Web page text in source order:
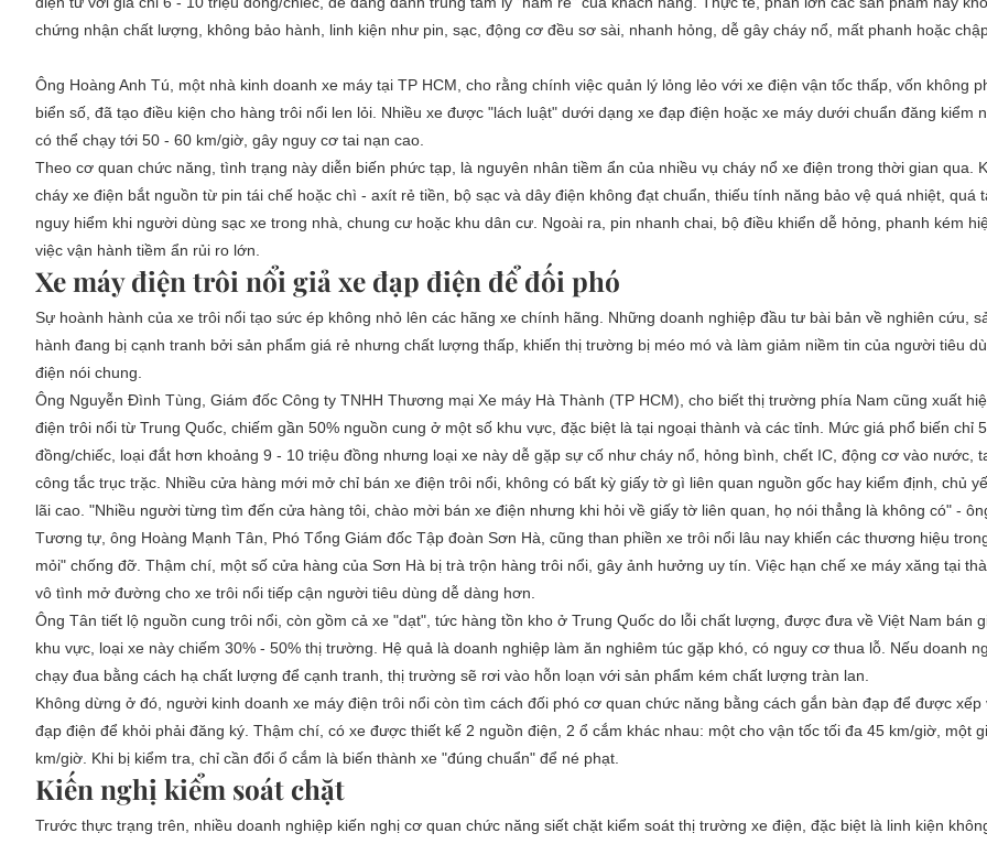
chứng nhận chất lượng, không bảo hành, linh kiện như pin, sạc, động cơ đều sơ sài, nhanh hỏng, dễ gây cháy nổ, mất phanh hoặc
Ông Hoàng Anh Tú, một nhà kinh doanh xe máy tại TP HCM, cho rằng chính việc quản lý lỏng lẻo với xe điện vận tốc thấp, vốn không
biển số, đã tạo điều kiện cho hàng trôi nổi len lỏi. Nhiều xe được "lách luật" dưới dạng xe đạp điện hoặc xe máy dưới chuẩn đăng kiểm
có thể chạy tới 50 - 60 km/giờ, gây nguy cơ tai nạn cao.
Theo cơ quan chức năng, tình trạng này diễn biến phức tạp, là nguyên nhân tiềm ẩn của nhiều vụ cháy nổ xe điện trong thời gian qua.
cháy xe điện bắt nguồn từ pin tái chế hoặc chì - axít rẻ tiền, bộ sạc và dây điện không đạt chuẩn, thiếu tính năng bảo vệ quá nhiệt, quá
nguy hiểm khi người dùng sạc xe trong nhà, chung cư hoặc khu dân cư. Ngoài ra, pin nhanh chai, bộ điều khiển dễ hỏng, phanh kém
việc vận hành tiềm ẩn rủi ro lớn.
Xe máy điện trôi nổi giả xe đạp điện để đối phó
Sự hoành hành của xe trôi nổi tạo sức ép không nhỏ lên các hãng xe chính hãng. Những doanh nghiệp đầu tư bài bản về nghiên cứu,
hành đang bị cạnh tranh bởi sản phẩm giá rẻ nhưng chất lượng thấp, khiến thị trường bị méo mó và làm giảm niềm tin của người tiêu
điện nói chung.
Ông Nguyễn Đình Tùng, Giám đốc Công ty TNHH Thương mại Xe máy Hà Thành (TP HCM), cho biết thị trường phía Nam cũng xuất
điện trôi nổi từ Trung Quốc, chiếm gần 50% nguồn cung ở một số khu vực, đặc biệt là tại ngoại thành và các tỉnh. Mức giá phổ biến chỉ
đồng/chiếc, loại đắt hơn khoảng 9 - 10 triệu đồng nhưng loại xe này dễ gặp sự cố như cháy nổ, hỏng bình, chết IC, động cơ vào nước,
công tắc trục trặc. Nhiều cửa hàng mới mở chỉ bán xe điện trôi nổi, không có bất kỳ giấy tờ gì liên quan nguồn gốc hay kiểm định, chủ
lãi cao. "Nhiều người từng tìm đến cửa hàng tôi, chào mời bán xe điện nhưng khi hỏi về giấy tờ liên quan, họ nói thẳng là không có" -
Tương tự, ông Hoàng Mạnh Tân, Phó Tổng Giám đốc Tập đoàn Sơn Hà, cũng than phiền xe trôi nổi lâu nay khiến các thương hiệu
mỏi" chống đỡ. Thậm chí, một số cửa hàng của Sơn Hà bị trà trộn hàng trôi nổi, gây ảnh hưởng uy tín. Việc hạn chế xe máy xăng tại
vô tình mở đường cho xe trôi nổi tiếp cận người tiêu dùng dễ dàng hơn.
Ông Tân tiết lộ nguồn cung trôi nổi, còn gồm cả xe "dạt", tức hàng tồn kho ở Trung Quốc do lỗi chất lượng, được đưa về Việt Nam bán
khu vực, loại xe này chiếm 30% - 50% thị trường. Hệ quả là doanh nghiệp làm ăn nghiêm túc gặp khó, có nguy cơ thua lỗ. Nếu doanh
chạy đua bằng cách hạ chất lượng để cạnh tranh, thị trường sẽ rơi vào hỗn loạn với sản phẩm kém chất lượng tràn lan.
Không dừng ở đó, người kinh doanh xe máy điện trôi nổi còn tìm cách đối phó cơ quan chức năng bằng cách gắn bàn đạp để được xếp
đạp điện để khỏi phải đăng ký. Thậm chí, có xe được thiết kế 2 nguồn điện, 2 ổ cắm khác nhau: một cho vận tốc tối đa 45 km/giờ, một
km/giờ. Khi bị kiểm tra, chỉ cần đổi ổ cắm là biến thành xe "đúng chuẩn" để né phạt.
Kiến nghị kiểm soát chặt
Trước thực trạng trên, nhiều doanh nghiệp kiến nghị cơ quan chức năng siết chặt kiểm soát thị trường xe điện, đặc biệt là linh kiện